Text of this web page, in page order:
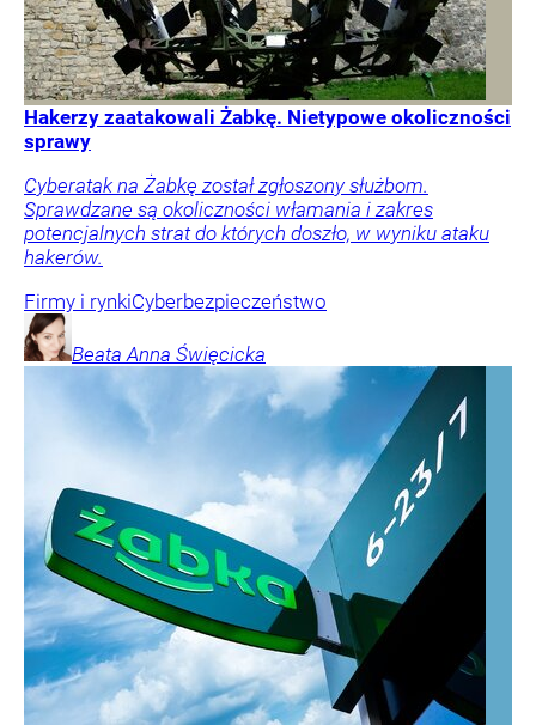
Hakerzy zaatakowali Żabkę. Nietypowe okoliczności
sprawy
Cyberatak na Żabkę został zgłoszony służbom.
Sprawdzane są okoliczności włamania i zakres
potencjalnych strat do których doszło, w wyniku ataku
hakerów.
Firmy i rynkiCyberbezpieczeństwo
Beata Anna Święcicka